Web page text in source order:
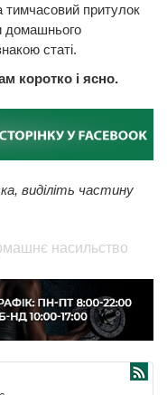
тимчасовий притулок
домашнього
статі.
коротко і ясно.
виділіть частину
насильство